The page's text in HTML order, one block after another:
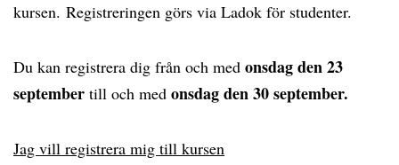
kursen. Registreringen görs via Ladok för studenter.
Du kan registrera dig från och med onsdag den 23
september till och med onsdag den 30 september.
Jag vill registrera mig till kursen